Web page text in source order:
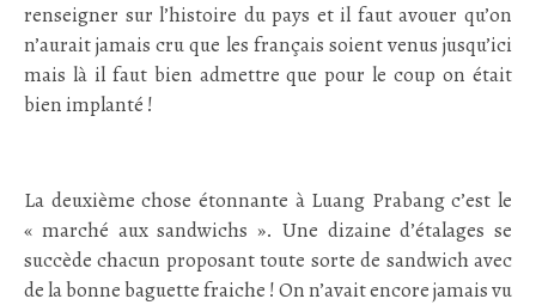
renseigner sur l’histoire du pays et il faut avouer qu’on
n’aurait jamais cru que les français soient venus jusqu’ici
mais là il faut bien admettre que pour le coup on était
bien implanté !
La deuxième chose étonnante à Luang Prabang c’est le
« marché aux sandwichs ». Une dizaine d’étalages se
succède chacun proposant toute sorte de sandwich avec
de la bonne baguette fraiche ! On n’avait encore jamais vu